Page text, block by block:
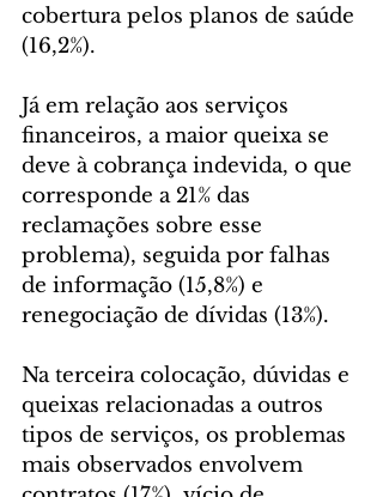
cobertura pelos planos de saúde
(16,2%).
Já em relação aos serviços
financeiros, a maior queixa se
deve à cobrança indevida, o que
corresponde a 21% das
reclamações sobre esse
problema), seguida por falhas
de informação (15,8%) e
renegociação de dívidas (13%).
Na terceira colocação, dúvidas e
queixas relacionadas a outros
tipos de serviços, os problemas
mais observados envolvem